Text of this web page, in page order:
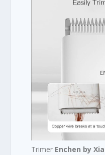
Trimer Enchen by